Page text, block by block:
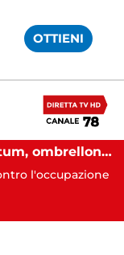
OTTIENI
Capaccio Paestum, ombrellone selvaggio: blitz della Municipale, sgomberate tutte le spiagge libere
l'occupazione